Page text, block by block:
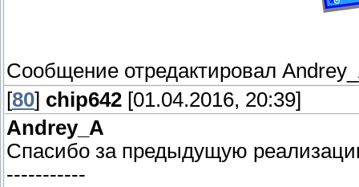
Сообщение отредактировал
[80] chip642 [01.04.2016, 20:39]
Andrey_A
Спасибо за предыдущую
-----------